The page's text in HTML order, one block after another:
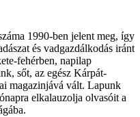
1990-ben jelent meg, így
és vadgazdálkodás iránt
fehérben, napilap
sőt, az egész Kárpát-
magazinjává vált. Lapunk
elkalauzolja olvasóit a